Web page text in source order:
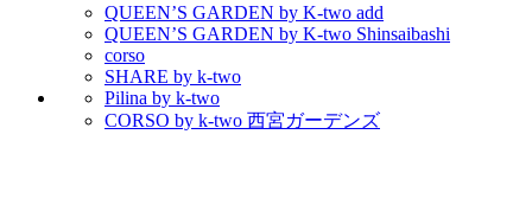
QUEEN’S GARDEN by K-two add
QUEEN’S GARDEN by K-two Shinsaibashi
corso
SHARE by k-two
Pilina by k-two
CORSO by k-two 西宮ガーデンズ